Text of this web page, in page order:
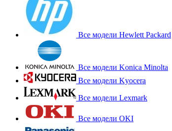
Все модели Hewlett Packard
Все модели Konica Minolta
Все модели Kyocera
Все модели Lexmark
Все модели OKI